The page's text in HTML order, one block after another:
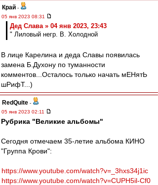
Край -
05 янв 2023 08:31
Дед Слава » 04 янв 2023, 23:43
" Лиловый негр. В. Холодной
В лице Карелина и деда Славы появилась
замена Б.Духону по туманности
комментов...Осталось только начать мЕНятЬ
шРифТ...)
RedQuite -
05 янв 2023 02:11
Рубрика "Великие альбомы"
Сегодня отмечаем 35-летие альбома КИНО
"Группа Крови":
https://www.youtube.com/watch?v=_3hxs34j1ic
https://www.youtube.com/watch?v=CUPH5il-Cf0